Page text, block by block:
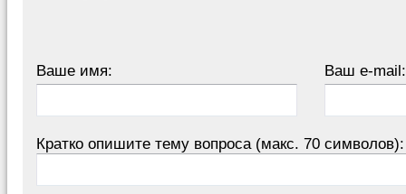
Ваше имя: Ваш e-mail:
Кратко опишите тему вопроса (макс. 70 символов):